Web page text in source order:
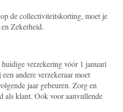
de collectiviteitskorting, moet je
Zekerheid.
verzekering vóór 1 januari
andere verzekeraar moet
jaar gebeuren. Zorg en
als klant. Ook voor aanvullende